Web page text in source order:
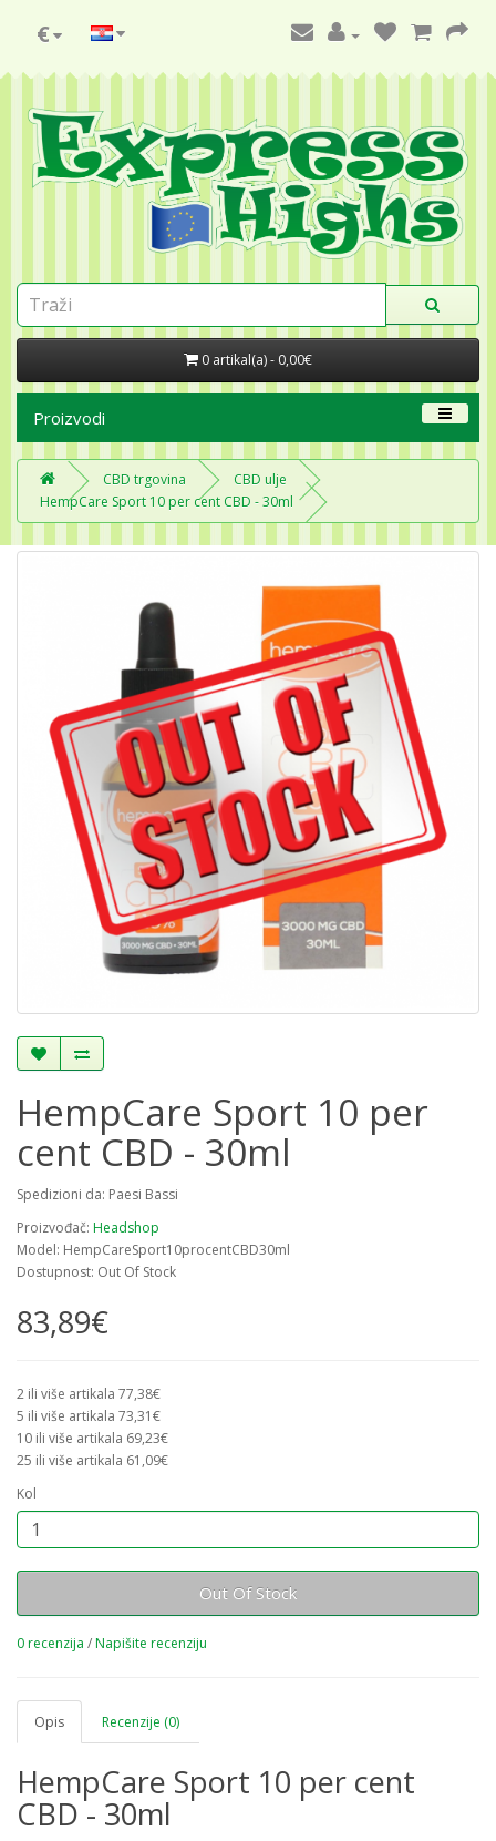
€
0 artikal(a) - 0,00€
Proizvodi
CBD trgovina
CBD ulje
HempCare Sport 10 per cent CBD - 30ml
HempCare Sport 10 per
cent CBD - 30ml
Spedizioni da: Paesi Bassi
Proizvođač: Headshop
Model: HempCareSport10procentCBD30ml
Dostupnost: Out Of Stock
83,89€
2 ili više artikala 77,38€
5 ili više artikala 73,31€
10 ili više artikala 69,23€
25 ili više artikala 61,09€
Kol
Out Of Stock
0 recenzija /Napišite recenziju
Opis Recenzije (0)
HempCare Sport 10 per cent
CBD - 30ml